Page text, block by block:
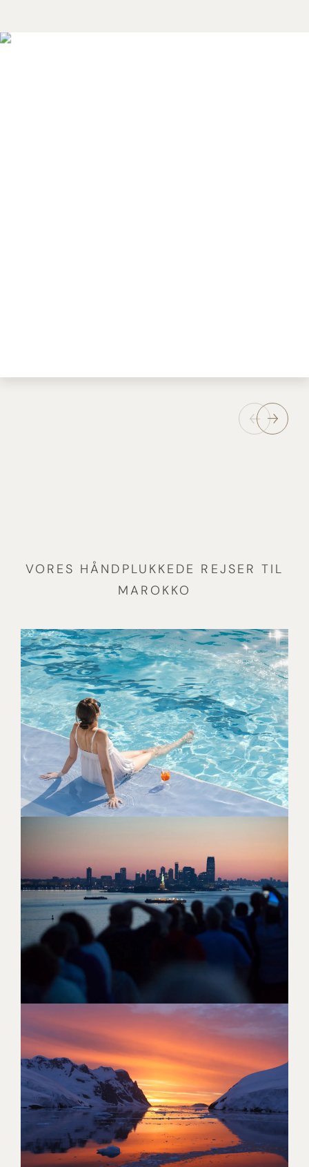
VORES HÅNDPLUKKEDE REJSER TIL
MAROKKO
[ LÆS MERE ]
IKONISK SØREJSE OG TO
NÆTTER I PULSERENDE NEW
[ LÆS MERE ]